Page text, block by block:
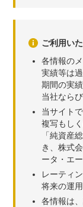
ご利用い
各情報の
実績等は
期間の実
当社なら
当サイト
複写もし
「純資産
き、株式
ータ・エ
レーティ
将来の運
各情報は